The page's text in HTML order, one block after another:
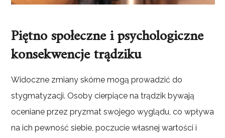
Piętno społeczne i psychologiczne
konsekwencje trądziku
Widoczne zmiany skórne mogą prowadzić do
stygmatyzacji. Osoby cierpiące na trądzik bywają
oceniane przez pryzmat swojego wyglądu, co wpływa
na ich pewność siebie, poczucie własnej wartości i